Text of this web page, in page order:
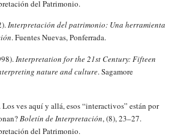
del Patrimonio.
Interpretación del patrimonio: Una herramienta
. Fuentes Nuevas, Ponferrada.
Interpretation for the 21st Century: Fifteen
nature and culture. Sagamore
ves aquí y allá, esos “interactivos” están por
Boletín de Interpretación, (8), 23–27.
del Patrimonio.